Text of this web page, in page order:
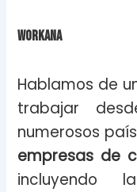
Workana
Hablamos de
trabajar
numerosos
empresas de
incluyendo